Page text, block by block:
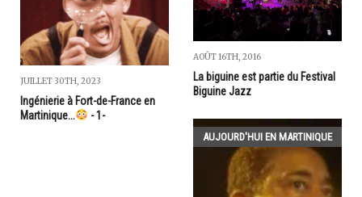
JUILLET 30TH, 2023
Ingénierie à Fort-de-France en
Martinique...
- 1-
AOÛT 16TH, 2016
La biguine est partie du Festival
Biguine Jazz
AUJOURD'HUI EN MARTINIQUE